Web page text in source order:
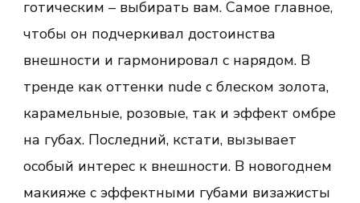
готическим – выбирать вам. Самое главное,
чтобы он подчеркивал достоинства
внешности и гармонировал с нарядом. В
тренде как оттенки nude с блеском золота,
карамельные, розовые, так и эффект омбре
на губах. Последний, кстати, вызывает
особый интерес к внешности. В новогоднем
макияже с эффектными губами визажисты